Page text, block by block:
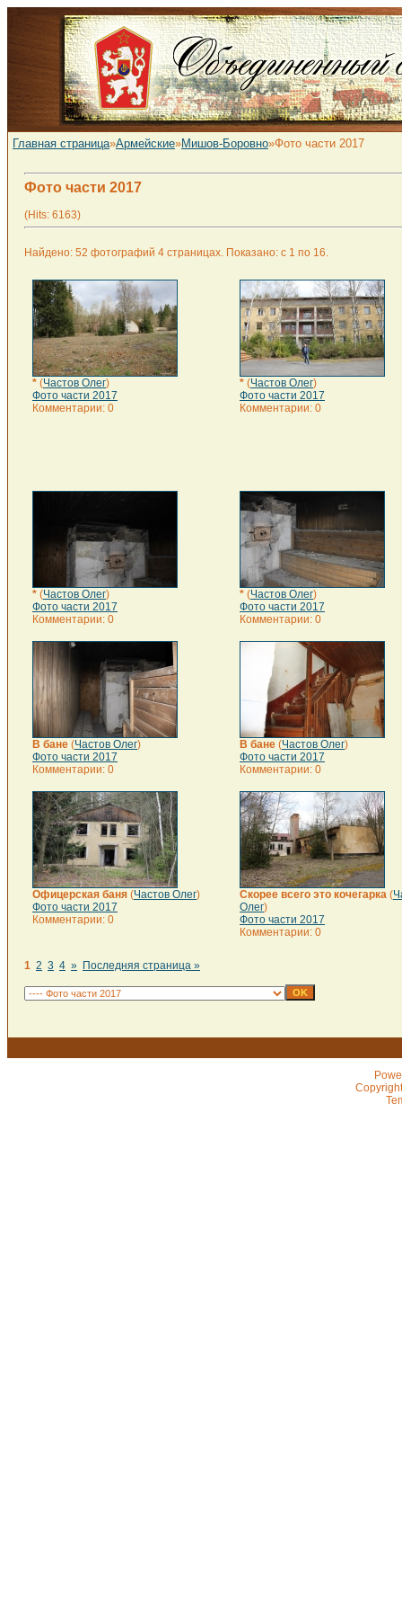
Главная страница»Армейские»Мишов-Боровно»Фото части 2017
Фото части 2017
(Hits: 6163)
Найдено: 52 фотографий 4 страницах. Показано: с 1 по 16.
* (Частов Олег)
Фото части 2017
Комментарии: 0
* (Частов Олег)
Фото части 2017
Комментарии: 0
* (Частов Олег)
Фото части 2017
Комментарии: 0
* (Частов Олег)
Фото части 2017
Комментарии: 0
В бане (Частов Олег)
Фото части 2017
Комментарии: 0
В бане (Частов Олег)
Фото части 2017
Комментарии: 0
Офицерская баня (Частов Олег)
Фото части 2017
Комментарии: 0
Скорее всего это кочегарка (
Олег)
Фото части 2017
Комментарии: 0
1 2 3 4 » Последняя страница »